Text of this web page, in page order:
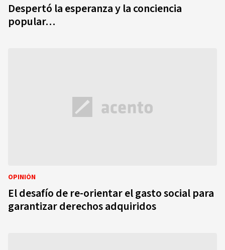
Despertó la esperanza y la conciencia
popular…
OPINIÓN
El desafío de re-orientar el gasto social para
garantizar derechos adquiridos